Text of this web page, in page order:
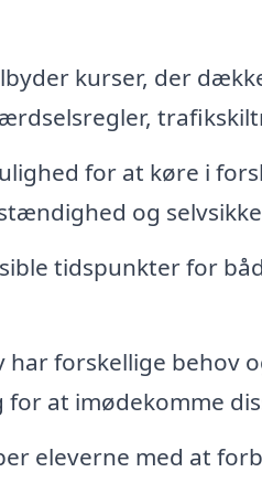
kurser, der
for at køre i
og
tidspunkter for
har forskellige behov
at imødekomme
eleverne med at